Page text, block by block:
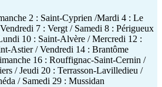
2 : Saint-Cyprien /Mardi 4 : Le
7 : Vergt / Samedi 8 : Périgueux
10 : Saint-Alvère / Mercredi 12 :
Astier / Vendredi 14 : Brantôme
16 : Rouffignac-Saint-Cernin /
/ Jeudi 20 : Terrasson-Lavilledieu /
/ Samedi 29 : Mussidan